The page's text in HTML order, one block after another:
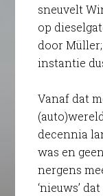
sneuvelt
op
door
instantie
Vanaf dat
decennia
was en
nergens
‘nieuws’